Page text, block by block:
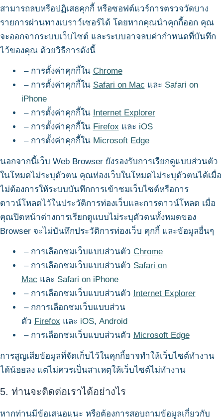
สามารถลบหรือปฏิเสธคุกกี้ หรือซอฟต์แวร์การตรวจวัดบาง
รายการผ่านทางเบราว์เซอร์ได้ โดยหากคุณนำคุกกี้ออก คุณ
จะออกจากระบบเว็บไซต์ และระบบอาจลบค่ากำหนดที่บันทึก
ไว้ของคุณ ด้วยวิธีการดังนี้
– การตั้งค่าคุกกี้ใน Chrome
– การตั้งค่าคุกกี้ใน Safari on Mac และ Safari on
iPhone
– การตั้งค่าคุกกี้ใน Internet Explorer
– การตั้งค่าคุกกี้ใน Firefox และ iOS
– การตั้งค่าคุกกี้ใน Microsoft Edge
นอกจากนี้เว็บ Web Browser ยังรองรับการเรียกดูแบบส่วนตัว
ในโหมดไม่ระบุตัวตน คุณท่องเว็บในโหมดไม่ระบุตัวตนได้เมื่อ
ไม่ต้องการให้ระบบบันทึกการเข้าชมเว็บไซต์หรือการ
ดาวน์โหลดไว้ในประวัติการท่องเว็บและการดาวน์โหลด เมื่อ
คุณปิดหน้าต่างการเรียกดูแบบไม่ระบุตัวตนทั้งหมดของ
Browser จะไม่บันทึกประวัติการท่องเว็บ คุกกี้ และข้อมูลอื่นๆ
– การเลือกชมเว็บแบบส่วนตัว Chrome
– การเลือกชมเว็บแบบส่วนตัว Safari on
Mac และ Safari on iPhone
– การเลือกชมเว็บแบบส่วนตัว
Internet Explorer
– กการเลือกชมเว็บแบบส่วน
ตัว Firefox และ iOS, Android
– การเลือกชมเว็บแบบส่วนตัว Microsoft Edge
การสูญเสียข้อมูลที่จัดเก็บไว้ในคุกกี้อาจทำให้เว็บไซต์ทำงาน
ได้น้อยลง แต่ไม่ควรเป็นสาเหตุให้เว็บไซต์ไม่ทำงาน
5. ท่านจะติดต่อเราได้อย่างไร
หากท่านมีข้อเสนอแนะ หรือต้องการสอบถามข้อมูลเกี่ยวกับ